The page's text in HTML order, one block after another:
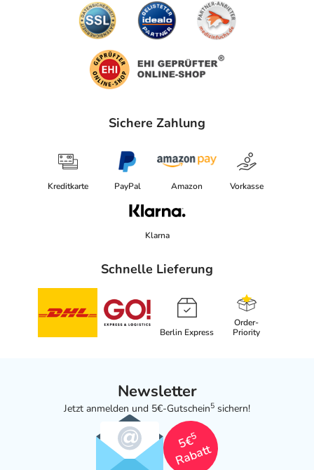
Sichere Zahlung
Kreditkarte PayPal Amazon Vorkasse
Klarna
Schnelle Lieferung
Berlin Express
Order-
Priority
Newsletter
Jetzt anmelden und 5€-Gutschein5 sichern!
5€
5
Rabatt